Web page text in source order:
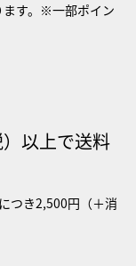
ます。※一部ポイン
以上で送料
つき2,500円（＋消